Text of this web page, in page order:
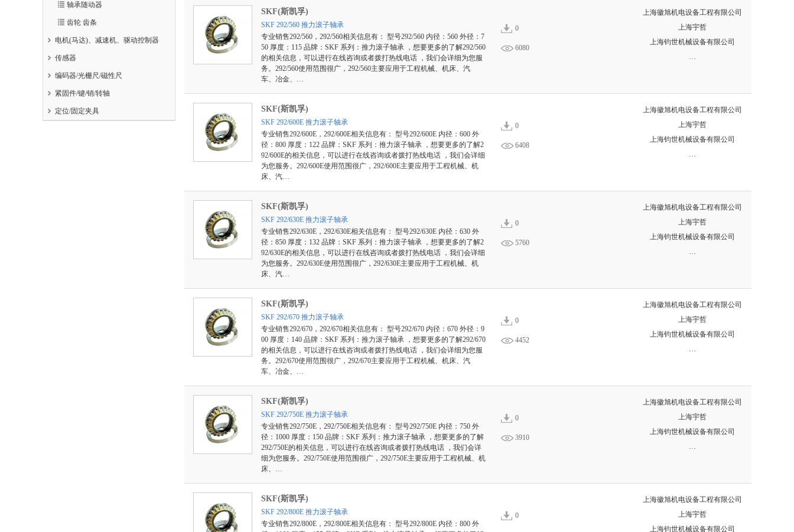
轴承随动器
齿轮 齿条
电机(马达)、减速机、驱动控制器
传感器
编码器/光栅尺/磁性尺
紧固件/键/销/转轴
定位/固定夹具
SKF(斯凯孚)
SKF 292/560 推力滚子轴承
专业销售292/560，292/560相关信息有： 型号292/560 内径：560 外径：7
50 厚度：115 品牌：SKF 系列：推力滚子轴承 ，想要更多的了解292/560
的相关信息，可以进行在线咨询或者拨打热线电话 ，我们会详细为您服
务。292/560使用范围很广，292/560主要应用于工程机械、机床、汽
车、冶金、…
上海徽旭机电设备工程有限公司
上海宇哲
上海钧世机械设备有限公司
…
0
6080
SKF(斯凯孚)
SKF 292/600E 推力滚子轴承
专业销售292/600E，292/600E相关信息有： 型号292/600E 内径：600 外
径：800 厚度：122 品牌：SKF 系列：推力滚子轴承 ，想要更多的了解2
92/600E的相关信息，可以进行在线咨询或者拨打热线电话 ，我们会详细
为您服务。292/600E使用范围很广，292/600E主要应用于工程机械、机
床、汽…
上海徽旭机电设备工程有限公司
上海宇哲
上海钧世机械设备有限公司
…
0
6408
SKF(斯凯孚)
SKF 292/630E 推力滚子轴承
专业销售292/630E，292/630E相关信息有： 型号292/630E 内径：630 外
径：850 厚度：132 品牌：SKF 系列：推力滚子轴承 ，想要更多的了解2
92/630E的相关信息，可以进行在线咨询或者拨打热线电话 ，我们会详细
为您服务。292/630E使用范围很广，292/630E主要应用于工程机械、机
床、汽…
上海徽旭机电设备工程有限公司
上海宇哲
上海钧世机械设备有限公司
…
0
5760
SKF(斯凯孚)
SKF 292/670 推力滚子轴承
专业销售292/670，292/670相关信息有： 型号292/670 内径：670 外径：9
00 厚度：140 品牌：SKF 系列：推力滚子轴承 ，想要更多的了解292/670
的相关信息，可以进行在线咨询或者拨打热线电话 ，我们会详细为您服
务。292/670使用范围很广，292/670主要应用于工程机械、机床、汽
车、冶金、…
上海徽旭机电设备工程有限公司
上海宇哲
上海钧世机械设备有限公司
…
0
4452
SKF(斯凯孚)
SKF 292/750E 推力滚子轴承
专业销售292/750E，292/750E相关信息有： 型号292/750E 内径：750 外
径：1000 厚度：150 品牌：SKF 系列：推力滚子轴承 ，想要更多的了解
292/750E的相关信息，可以进行在线咨询或者拨打热线电话 ，我们会详
细为您服务。292/750E使用范围很广，292/750E主要应用于工程机械、机
床、…
上海徽旭机电设备工程有限公司
上海宇哲
上海钧世机械设备有限公司
…
0
3910
SKF(斯凯孚)
SKF 292/800E 推力滚子轴承
专业销售292/800E，292/800E相关信息有： 型号292/800E 内径：800 外
上海徽旭机电设备工程有限公司
上海宇哲
上海钧世机械设备有限公司
0